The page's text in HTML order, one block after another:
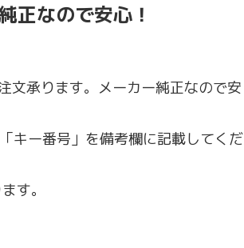
正なので安心！
文承ります。メーカー純正なので安
キー番号」を備考欄に記載してくだ
す。